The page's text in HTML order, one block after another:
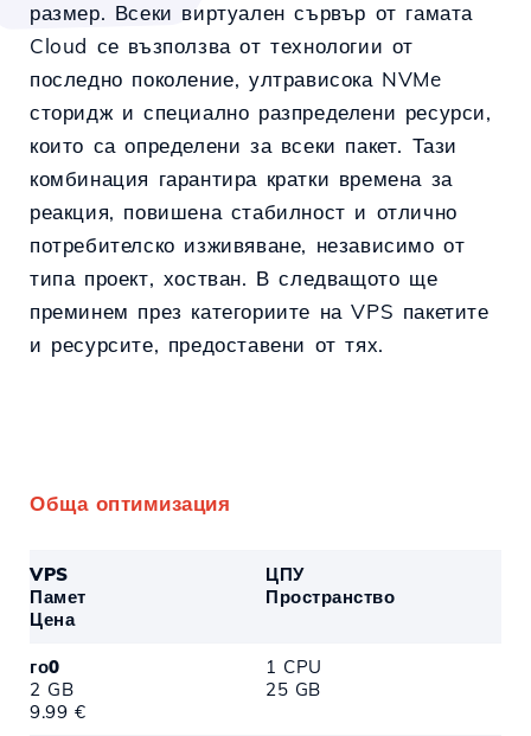
размер. Всеки виртуален сървър от гамата
Cloud се възползва от технологии от
последно поколение, ултрависока NVMe
сторидж и специално разпределени ресурси,
които са определени за всеки пакет. Тази
комбинация гарантира кратки времена за
реакция, повишена стабилност и отлично
потребителско изживяване, независимо от
типа проект, хостван. В следващото ще
преминем през категориите на VPS пакетите
и ресурсите, предоставени от тях.
Обща оптимизация
VPS
ЦПУ
Памет
Пространство
Цена
го0
1 CPU
2 GB
25 GB
9.99 €